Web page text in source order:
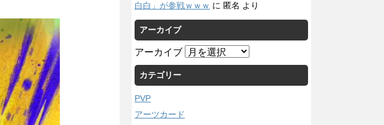
白白」が参戦ｗｗｗ に 匿名 より
アーカイブ
アーカイブ
カテゴリー
PVP
アーツカード